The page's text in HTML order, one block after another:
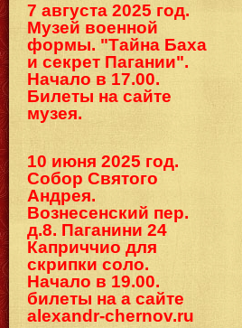
7 августа 2025 год.
Музей военной
формы. "Тайна Баха
и секрет Пагании".
Начало в 17.00.
Билеты на сайте
музея.
10 июня 2025 год.
Собор Святого
Андрея.
Вознесенский пер.
д.8. Паганини 24
Каприччио для
скрипки соло.
Начало в 19.00.
билеты на а сайте
alexandr-chernov.ru